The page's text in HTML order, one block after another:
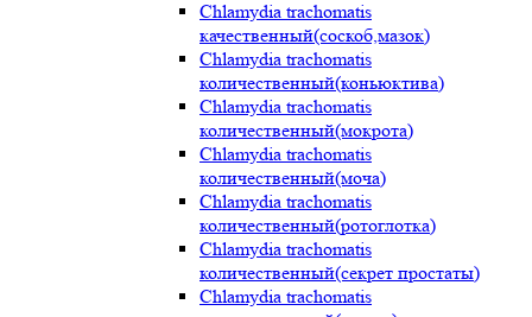
Chlamydia trachomatis
качественный(соскоб,мазок)
Chlamydia trachomatis
количественный(коньюктива)
Chlamydia trachomatis
количественный(мокрота)
Chlamydia trachomatis
количественный(моча)
Chlamydia trachomatis
количественный(ротоглотка)
Chlamydia trachomatis
количественный(секрет простаты)
Chlamydia trachomatis